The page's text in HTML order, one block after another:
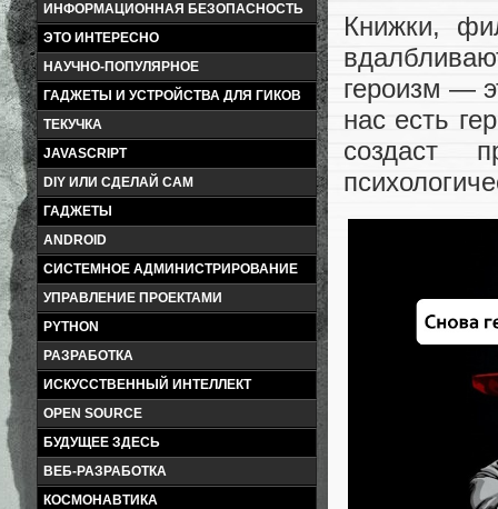
ИНФОРМАЦИОННАЯ БЕЗОПАСНОСТЬ
ЭТО ИНТЕРЕСНО
НАУЧНО-ПОПУЛЯРНОЕ
ГАДЖЕТЫ И УСТРОЙСТВА ДЛЯ ГИКОВ
ТЕКУЧКА
JAVASCRIPT
DIY ИЛИ СДЕЛАЙ САМ
ГАДЖЕТЫ
ANDROID
СИСТЕМНОЕ АДМИНИСТРИРОВАНИЕ
УПРАВЛЕНИЕ ПРОЕКТАМИ
PYTHON
РАЗРАБОТКА
ИСКУССТВЕННЫЙ ИНТЕЛЛЕКТ
OPEN SOURCE
БУДУЩЕЕ ЗДЕСЬ
ВЕБ-РАЗРАБОТКА
КОСМОНАВТИКА
Книжки,
героизм —
нас есть
создаст